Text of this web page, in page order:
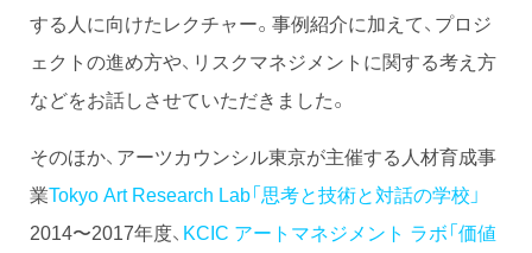
する人に向けたレクチャー。事例紹介に加えて、プロジ
ェクトの進め方や、リスクマネジメントに関する考え方
などをお話しさせていただきました。
そのほか、アーツカウンシル東京が主催する人材育成事
業Tokyo Art Research Lab「思考と技術と対話の学校」
2014〜2017年度、 KCIC アートマネジメント ラボ「価値